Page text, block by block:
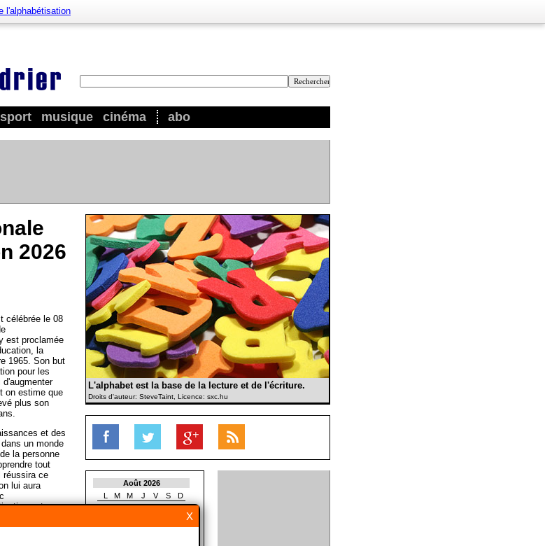
sport musique cinéma abo
l'alphabétisation
2026
célébrée le 08
est proclamée
la
1965. Son but
pour les
on estime que
plus son
et des
un monde
la personne
tout
réussira ce
lui aura
est
L'alphabet est la base de la lecture et de l'écriture.
Droits d'auteur: SteveTaint, Licence: sxc.hu
Août 2026
L
M M J V S
D
1
2
10 11 12 13 14 15 16
X